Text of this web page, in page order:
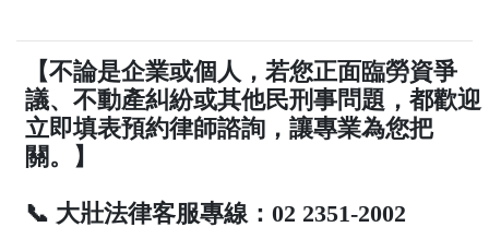
【不論是企業或個人，若您正面臨勞資爭
議、不動產糾紛或其他民刑事問題，都歡迎
立即填表預約律師諮詢，讓專業為您把
關。】
📞 大壯法律客服專線：02 2351-2002